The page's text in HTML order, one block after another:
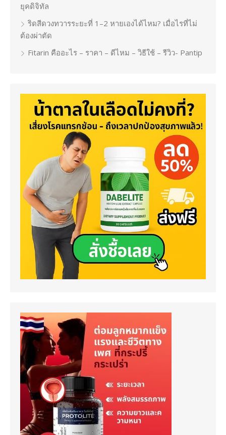
ยุคดิจิทัล
ริดสีดวงทวารระยะที่ 1–2 หายเองได้ไหม? เมื่อไรที่ไม่
ต้องผ่าตัด
Fitarin คืออะไร – ราคา – ดีไหม – วิธีใช้ – รีวิว- Pantip